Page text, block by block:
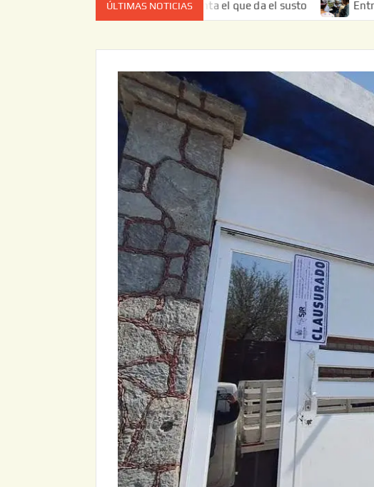
ÚLTIMAS NOTICIAS
no es el estado de cuenta el que da el susto Entrega JAPAM